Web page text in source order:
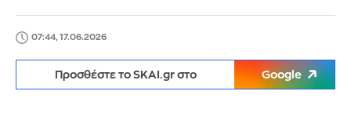
07:44, 17.06.2026
Προσθέστε το SKAI.gr στο Google